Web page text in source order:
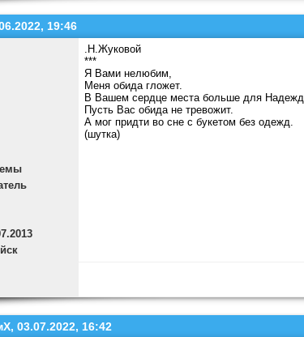
19:46
.Н.Жуковой
***
Я Вами нелюбим,
Меня обида гложет.
В Вашем сердце места больше для Надежд.
Пусть Вас обида не тревожит.
А мог придти во сне с букетом без одежд.
(шутка)
03.07.2022, 16:42